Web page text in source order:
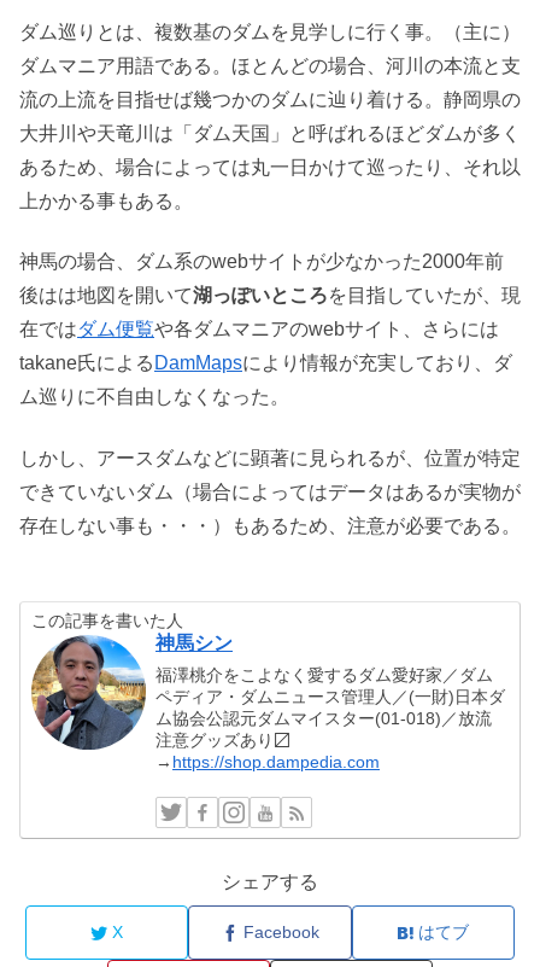
ダム巡りとは、複数基のダムを見学しに行く事。（主に）
ダムマニア用語である。ほとんどの場合、河川の本流と支
流の上流を目指せば幾つかのダムに辿り着ける。静岡県の
大井川や天竜川は「ダム天国」と呼ばれるほどダムが多く
あるため、場合によっては丸一日かけて巡ったり、それ以
上かかる事もある。
神馬の場合、ダム系のwebサイトが少なかった2000年前
後はは地図を開いて湖っぽいところを目指していたが、現
在ではダム便覧や各ダムマニアのwebサイト、さらには
takane氏による DamMapsにより情報が充実しており、ダ
ム巡りに不自由しなくなった。
しかし、アースダムなどに顕著に見られるが、位置が特定
できていないダム（場合によってはデータはあるが実物が
存在しない事も・・・）もあるため、注意が必要である。
この記事を書いた人
神馬シン
福澤桃介をこよなく愛するダム愛好家／ダム
ペディア・ダムニュース管理人／(一財)日本ダ
ム協会公認元ダムマイスター(01-018)／放流
注意グッズあり〼
→ https://shop.dampedia.com
シェアする
X Facebook はてブ